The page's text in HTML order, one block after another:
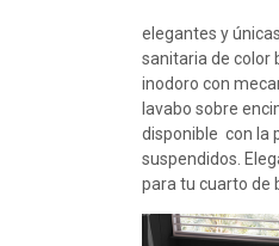
elegantes y
sanitaria de color
inodoro con
lavabo sobre
disponible con la
suspendidos.
para tu cuarto de